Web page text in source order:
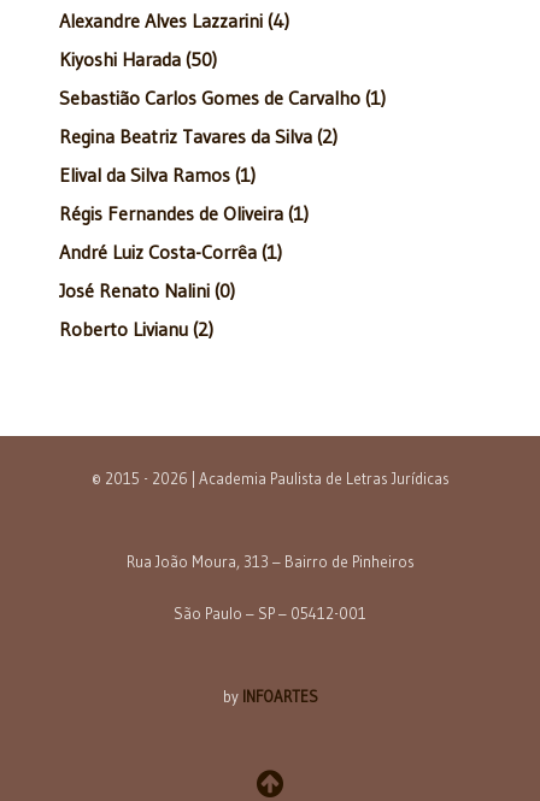
Alexandre Alves Lazzarini (4)
Kiyoshi Harada (50)
Sebastião Carlos Gomes de Carvalho (1)
Regina Beatriz Tavares da Silva (2)
Elival da Silva Ramos (1)
Régis Fernandes de Oliveira (1)
André Luiz Costa-Corrêa (1)
José Renato Nalini (0)
Roberto Livianu (2)
© 2015 - 2026 | Academia Paulista de Letras Jurídicas
Rua João Moura, 313 – Bairro de Pinheiros
São Paulo – SP – 05412-001
by INFOARTES